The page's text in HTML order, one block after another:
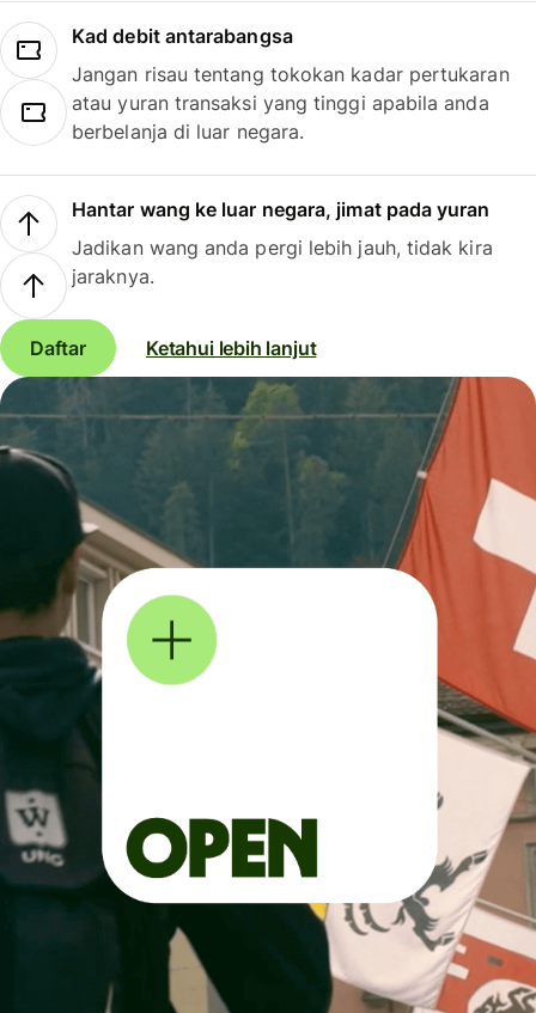
Kad debit antarabangsa
Jangan risau tentang tokokan kadar pertukaran
atau yuran transaksi yang tinggi apabila anda
berbelanja di luar negara.
Hantar wang ke luar negara, jimat pada yuran
Jadikan wang anda pergi lebih jauh, tidak kira
jaraknya.
Daftar Ketahui lebih lanjut